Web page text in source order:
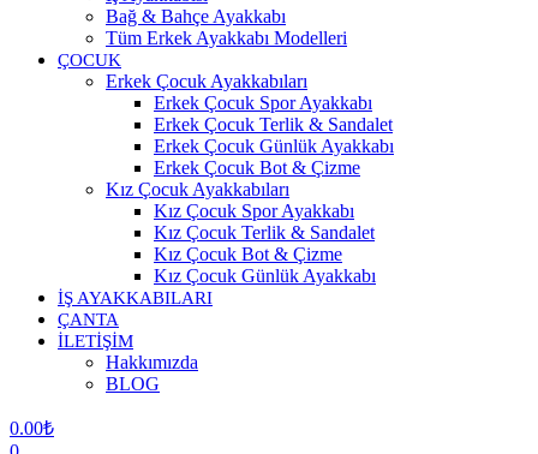
Bağ & Bahçe Ayakkabı
Tüm Erkek Ayakkabı Modelleri
ÇOCUK
Erkek Çocuk Ayakkabıları
Erkek Çocuk Spor Ayakkabı
Erkek Çocuk Terlik & Sandalet
Erkek Çocuk Günlük Ayakkabı
Erkek Çocuk Bot & Çizme
Kız Çocuk Ayakkabıları
Kız Çocuk Spor Ayakkabı
Kız Çocuk Terlik & Sandalet
Kız Çocuk Bot & Çizme
Kız Çocuk Günlük Ayakkabı
İŞ AYAKKABILARI
ÇANTA
İLETİŞİM
Hakkımızda
BLOG
0.00₺